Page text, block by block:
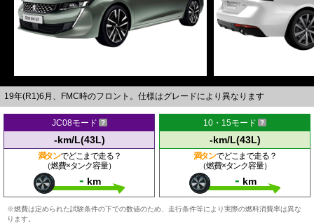
19年(R1)6月、FMC時のフロント。仕様はグレードにより異なります
JC08モード
-km/L(43L)
満タンでどこまで走る？
（燃費×タンク容量）
- km
10・15モード
-km/L(43L)
満タンでどこまで走る？
（燃費×タンク容量）
- km
※燃費は定められた試験条件の下での数値のため、走行条件等により実際の燃料消費率は異な
ります。